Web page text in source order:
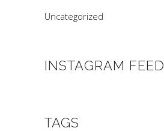
Uncategorized
INSTAGRAM FEED
TAGS